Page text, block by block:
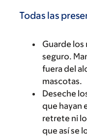
Todas las
Guarde los
seguro.
fuera del
mascotas.
Deseche
que hayan
retrete ni
que así se